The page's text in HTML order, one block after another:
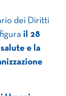
dei Diritti
il 28
e la